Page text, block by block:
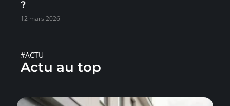
?
12 mars 2026
#ACTU
Actu au top